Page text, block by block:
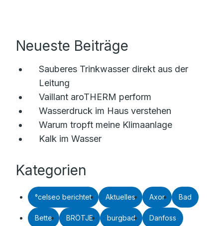
Neueste Beiträge
Sauberes Trinkwasser direkt aus der
Leitung
Vaillant aroTHERM perform
Wasserdruck im Haus verstehen
Warum tropft meine Klimaanlage
Kalk im Wasser
Kategorien
°celseo berichtet Aktuelles Axor Bad
Bette BRÖTJE burgbad Danfoss